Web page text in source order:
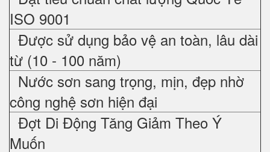
ISO 9001
Được sử dụng bảo vệ an toàn, lâu dài
từ (10 - 100 năm)
Nước sơn sang trọng, mịn, đẹp nhờ
công nghệ sơn hiện đại
Đợt Di Động Tăng Giảm Theo Ý
Muốn